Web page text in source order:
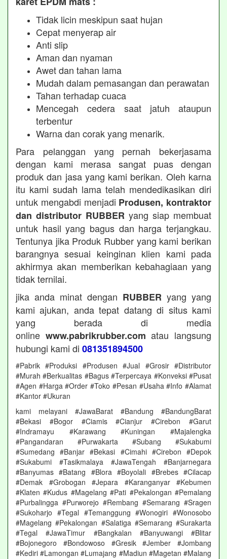
Tidak licin meskipun saat hujan
Cepat menyerap air
Anti slip
Aman dan nyaman
Awet dan tahan lama
Mudah dalam pemasangan dan perawatan
Tahan terhadap cuaca
Mencegah cedera saat jatuh ataupun
terbentur
Warna dan corak yang menarik.
Para pelanggan yang pernah bekerjasama
dengan kami merasa sangat puas dengan
produk dan jasa yang kami berikan. Oleh karna
itu kami sudah lama telah mendedikasikan diri
untuk mengabdi menjadi Produsen, kontraktor
dan distributor RUBBER yang siap membuat
untuk hasil yang bagus dan harga terjangkau.
Tentunya jika Produk Rubber yang kami berikan
barangnya sesuai keinginan klien kami pada
akhirmya akan memberikan kebahagiaan yang
tidak ternilai.
jika anda minat dengan RUBBER yang yang
kami ajukan, anda tepat datang di situs kami
yang berada di media
online www.pabrikrubber.com atau langsung
hubungi kami di 081351894500
#Pabrik #Produksi #Produsen #Jual #Grosir #Distributor
#Murah #Berkualitas #Bagus #Terpercaya #Konveksi #Pusat
#Agen #Harga #Order #Toko #Pesan #Usaha #Info #Alamat
#Kantor #Ukuran
kami melayani #JawaBarat #Bandung #BandungBarat
#Bekasi #Bogor #Ciamis #Cianjur #Cirebon #Garut
#Indramayu #Karawang #Kuningan #Majalengka
#Pangandaran #Purwakarta #Subang #Sukabumi
#Sumedang #Banjar #Bekasi #Cimahi #Cirebon #Depok
#Sukabumi #Tasikmalaya #JawaTengah #Banjarnegara
#Banyumas #Batang #Blora #Boyolali #Brebes #Cilacap
#Demak #Grobogan #Jepara #Karanganyar #Kebumen
#Klaten #Kudus #Magelang #Pati #Pekalongan #Pemalang
#Purbalingga #Purworejo #Rembang #Semarang #Sragen
#Sukoharjo #Tegal #Temanggung #Wonogiri #Wonosobo
#Magelang #Pekalongan #Salatiga #Semarang #Surakarta
#Tegal #JawaTimur #Bangkalan #Banyuwangi #Blitar
#Bojonegoro #Bondowoso #Gresik #Jember #Jombang
#Kediri #Lamongan #Lumajang #Madiun #Magetan #Malang